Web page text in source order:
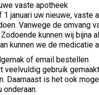
vaste apotheek
januari uw nieuwe, vaste
Vanwege de omvang
kunnen wij bijna
kunnen we de medicatie
of email bestellen
veelvuldig gebruik
Daarnaast is het ook